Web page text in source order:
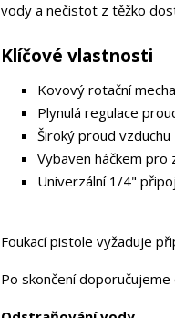
vody a nečistot z těžko
Klíčové vlastnosti
Kovový rotační
Plynulá regulace
Široký proud
Vybaven háčkem pro
Univerzální 1/4"
Foukací pistole vyžaduje
Po skončení